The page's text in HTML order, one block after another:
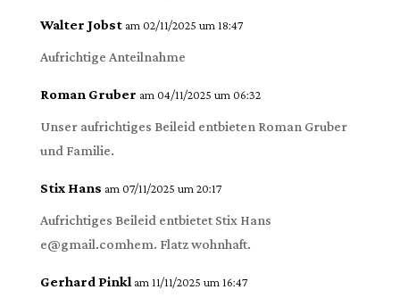
Walter Jobst am 02/11/2025 um 18:47
Aufrichtige Anteilnahme
Roman Gruber am 04/11/2025 um 06:32
Unser aufrichtiges Beileid entbieten Roman Gruber
und Familie.
Stix Hans am 07/11/2025 um 20:17
Aufrichtiges Beileid entbietet Stix Hans
e@gmail.comhem. Flatz wohnhaft.
Gerhard Pinkl am 11/11/2025 um 16:47